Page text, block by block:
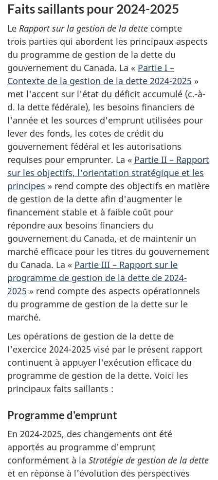
Faits saillants pour 2024-2025
Le Rapport sur la gestion de la dette compte
trois parties qui abordent les principaux aspects
du programme de gestion de la dette du
gouvernement du Canada. La « Partie I –
Contexte de la gestion de la dette 2024-2025 »
met l'accent sur l'état du déficit accumulé (c.-à-
d. la dette fédérale), les besoins financiers de
l'année et les sources d'emprunt utilisées pour
lever des fonds, les cotes de crédit du
gouvernement fédéral et les autorisations
requises pour emprunter. La « Partie II – Rapport
sur les objectifs, l'orientation stratégique et les
principes » rend compte des objectifs en matière
de gestion de la dette afin d'augmenter le
financement stable et à faible coût pour
répondre aux besoins financiers du
gouvernement du Canada, et de maintenir un
marché efficace pour les titres du gouvernement
du Canada. La « Partie III – Rapport sur le
programme de gestion de la dette de 2024-
2025 » rend compte des aspects opérationnels
du programme de gestion de la dette sur le
marché.
Les opérations de gestion de la dette de
l'exercice 2024-2025 visé par le présent rapport
continuent à appuyer l'exécution efficace du
programme de gestion de la dette. Voici les
principaux faits saillants :
Programme d'emprunt
En 2024-2025, des changements ont été
apportés au programme d'emprunt
conformément à la Stratégie de gestion de la dette
et en réponse à l'évolution des perspectives